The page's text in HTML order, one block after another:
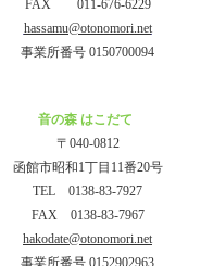
FAX 011-676-6229
hassamu@otonomori.net
事業所番号 0150700094
音の森 はこだて
〒040-0812
函館市昭和1丁目11番20号
TEL 0138-83-7927
FAX 0138-83-7967
hakodate@otonomori.net
事業所番号 0152902963